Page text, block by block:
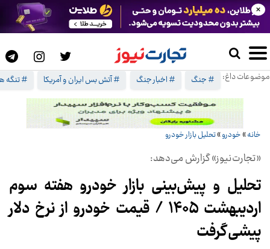
موضوعات داغ: # جنگ # اخبار جنگ # آتش بس ایران و آمریکا # تنگه
×
خانه» خودرو»تحلیل بازار خودرو
«تجارت‌نیوز» گزارش می‌دهد:
تحلیل و پیش‌بینی بازار خودرو هفته سوم
اردیبهشت 1405 / قیمت خودرو از نرخ دلار
پیشی گرفت